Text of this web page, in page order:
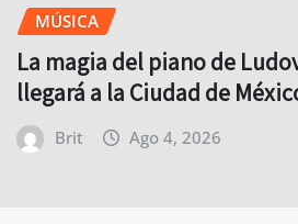
MÚSICA
La magia del piano de
llegará a la Ciudad de
Brit Ago 4, 2026